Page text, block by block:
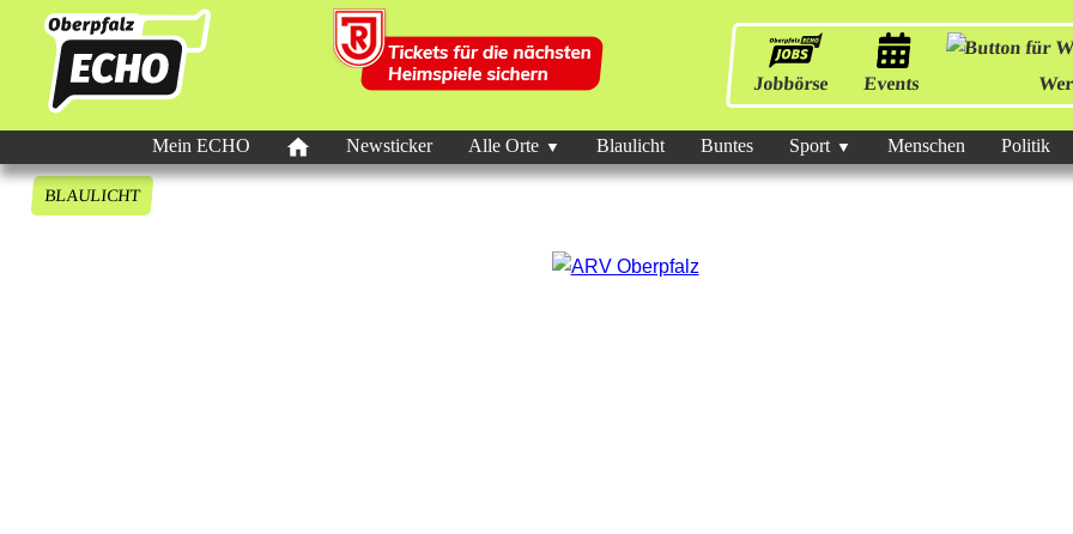
Jobbörse Events
Mein ECHO Newsticker Alle Orte Blaulicht Buntes Sport Menschen Politik
BLAULICHT